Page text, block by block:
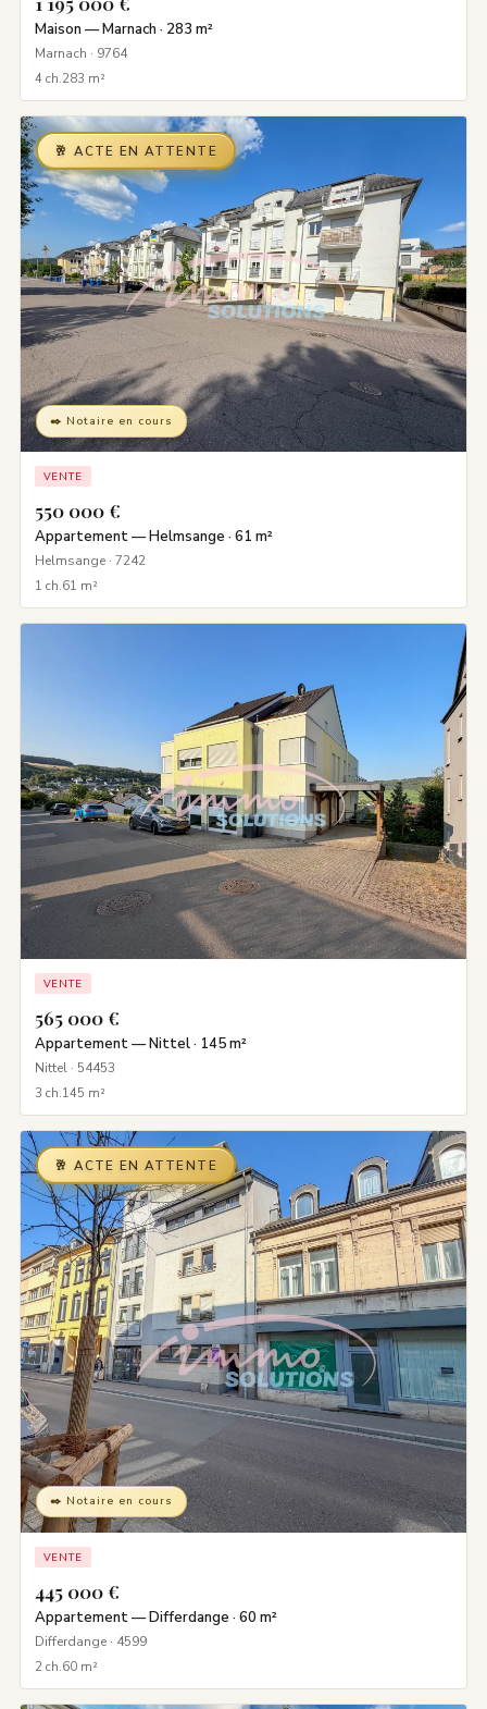
Maison — Marnach · 283 m²
Marnach · 9764
4 ch.283 m²
🥂 ACTE EN ATTENTE
✒️ Notaire en cours
VENTE
550 000 €
Appartement — Helmsange · 61 m²
Helmsange · 7242
1 ch.61 m²
VENTE
565 000 €
Appartement — Nittel · 145 m²
Nittel · 54453
3 ch.145 m²
🥂 ACTE EN ATTENTE
✒️ Notaire en cours
VENTE
445 000 €
Appartement — Differdange · 60 m²
Differdange · 4599
2 ch.60 m²